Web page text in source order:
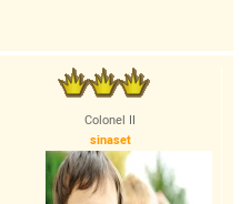
Colonel II
sinaset